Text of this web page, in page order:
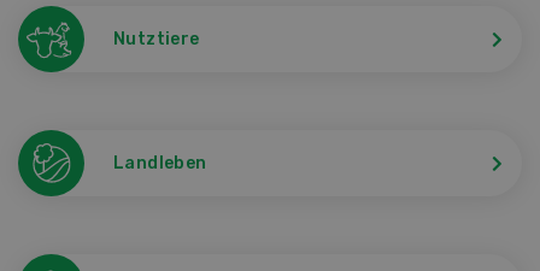
Nutztiere
Landleben